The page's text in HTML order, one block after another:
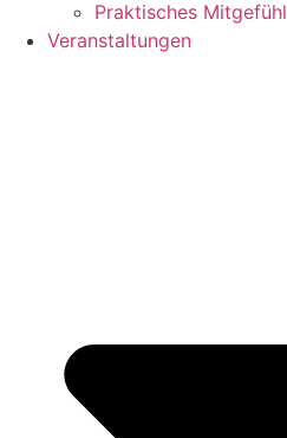
Praktisches Mitgefühl
Veranstaltungen